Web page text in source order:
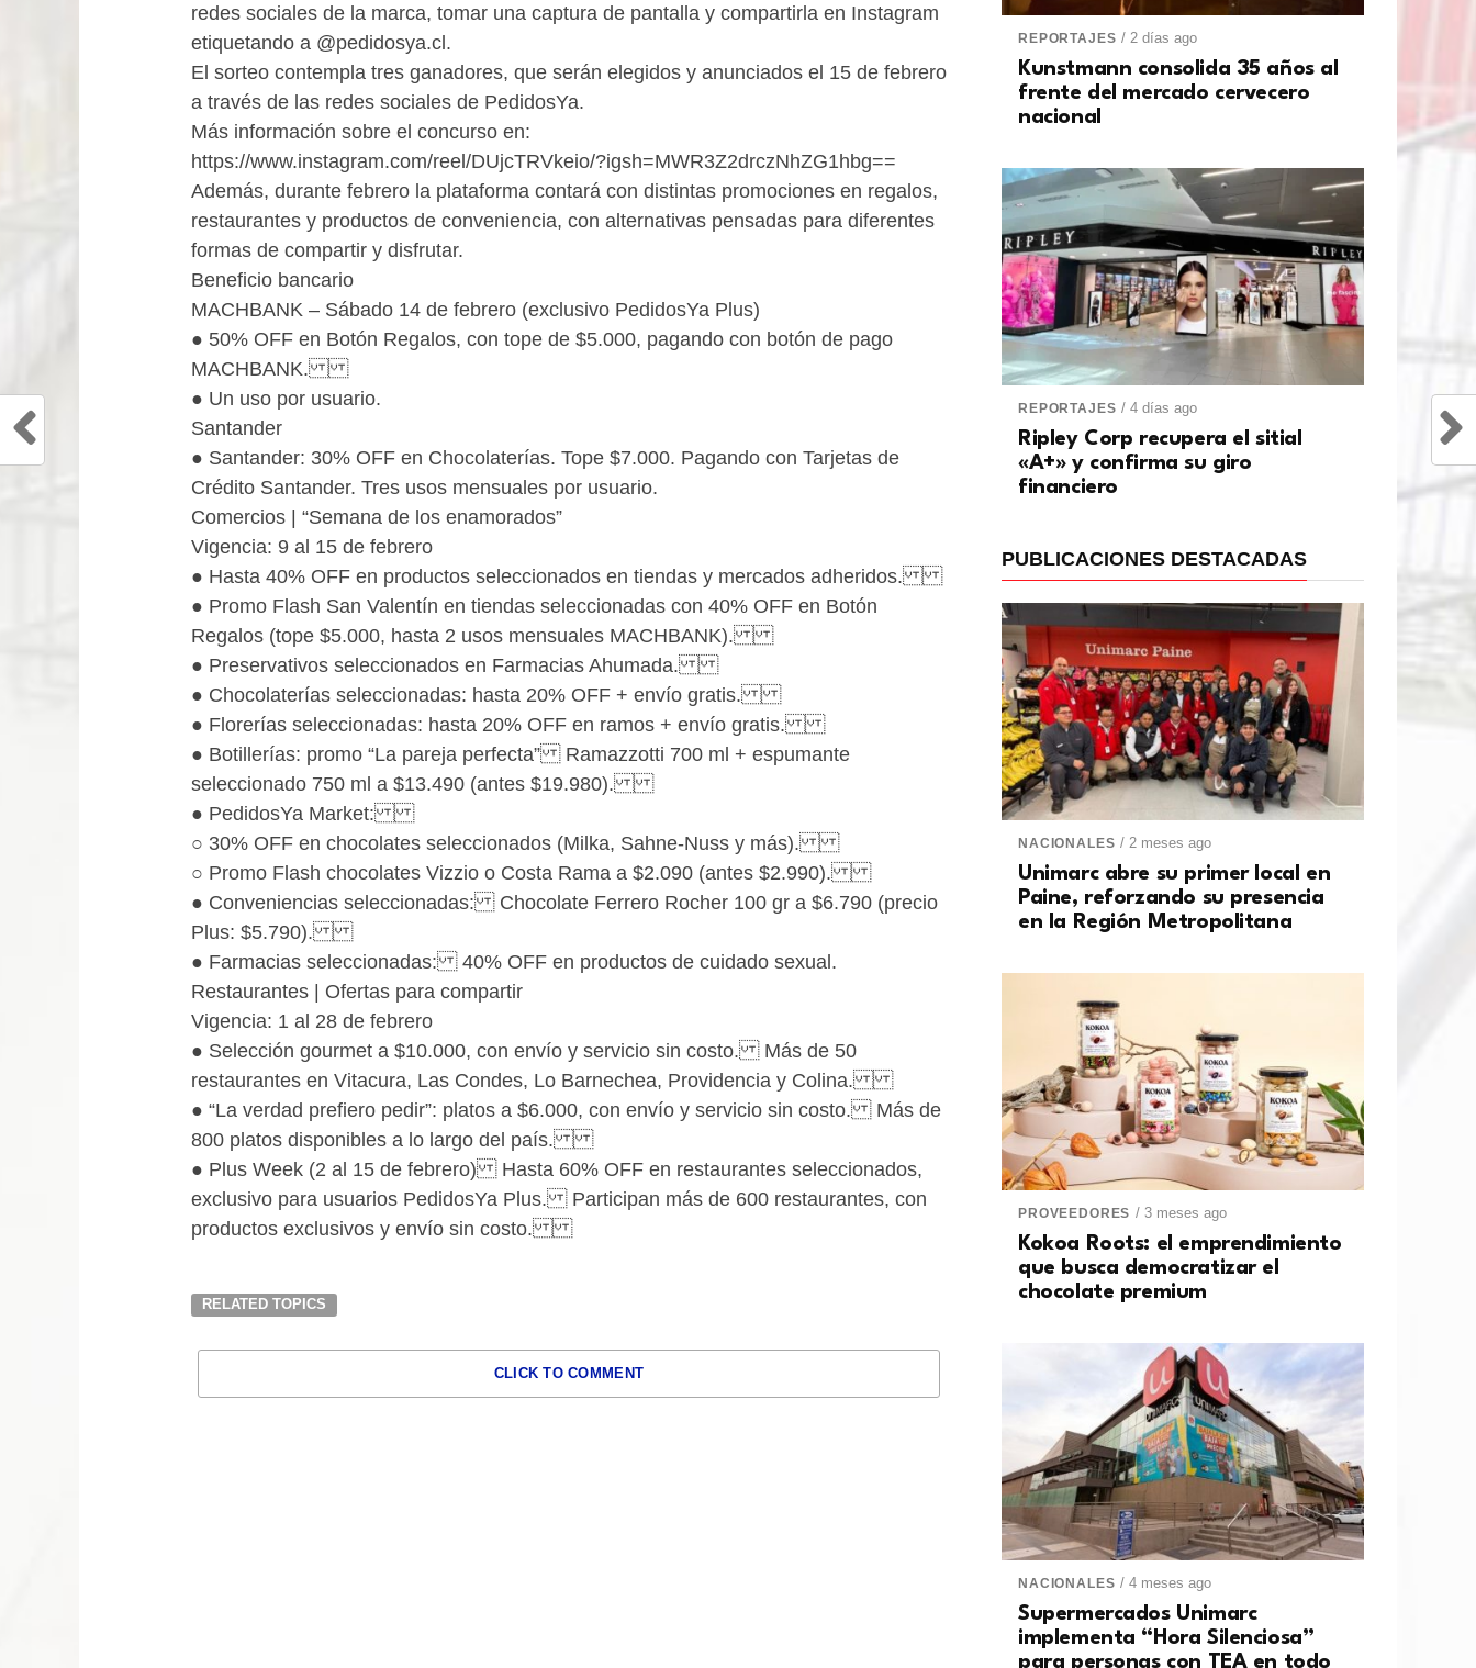
redes sociales de la marca, tomar una captura de pantalla y compartirla en Instagram
etiquetando a @pedidosya.cl.
El sorteo contempla tres ganadores, que serán elegidos y anunciados el 15 de febrero
a través de las redes sociales de PedidosYa.
Más información sobre el concurso en:
https://www.instagram.com/reel/DUjcTRVkeio/?igsh=MWR3Z2drczNhZG1hbg==
Además, durante febrero la plataforma contará con distintas promociones en regalos,
restaurantes y productos de conveniencia, con alternativas pensadas para diferentes
formas de compartir y disfrutar.
Beneficio bancario
MACHBANK – Sábado 14 de febrero (exclusivo PedidosYa Plus)
● 50% OFF en Botón Regalos, con tope de $5.000, pagando con botón de pago
MACHBANK.
● Un uso por usuario.
Santander
● Santander: 30% OFF en Chocolaterías. Tope $7.000. Pagando con Tarjetas de
Crédito Santander. Tres usos mensuales por usuario.
Comercios | “Semana de los enamorados”
Vigencia: 9 al 15 de febrero
● Hasta 40% OFF en productos seleccionados en tiendas y mercados adheridos.
● Promo Flash San Valentín en tiendas seleccionadas con 40% OFF en Botón
Regalos (tope $5.000, hasta 2 usos mensuales MACHBANK).
● Preservativos seleccionados en Farmacias Ahumada.
● Chocolaterías seleccionadas: hasta 20% OFF + envío gratis.
● Florerías seleccionadas: hasta 20% OFF en ramos + envío gratis.
● Botillerías: promo “La pareja perfecta” Ramazzotti 700 ml + espumante
seleccionado 750 ml a $13.490 (antes $19.980).
● PedidosYa Market:
○ 30% OFF en chocolates seleccionados (Milka, Sahne-Nuss y más).
○ Promo Flash chocolates Vizzio o Costa Rama a $2.090 (antes $2.990).
● Conveniencias seleccionadas: Chocolate Ferrero Rocher 100 gr a $6.790 (precio
Plus: $5.790).
● Farmacias seleccionadas: 40% OFF en productos de cuidado sexual.
Restaurantes | Ofertas para compartir
Vigencia: 1 al 28 de febrero
● Selección gourmet a $10.000, con envío y servicio sin costo. Más de 50
restaurantes en Vitacura, Las Condes, Lo Barnechea, Providencia y Colina.
● “La verdad prefiero pedir”: platos a $6.000, con envío y servicio sin costo. Más de
800 platos disponibles a lo largo del país.
● Plus Week (2 al 15 de febrero) Hasta 60% OFF en restaurantes seleccionados,
exclusivo para usuarios PedidosYa Plus. Participan más de 600 restaurantes, con
productos exclusivos y envío sin costo.
RELATED TOPICS
CLICK TO COMMENT
REPORTAJES / 2 días ago
Kunstmann consolida 35 años al
frente del mercado cervecero
nacional
REPORTAJES / 4 días ago
Ripley Corp recupera el sitial
«A+» y confirma su giro
financiero
PUBLICACIONES DESTACADAS
NACIONALES / 2 meses ago
Unimarc abre su primer local en
Paine, reforzando su presencia
en la Región Metropolitana
PROVEEDORES / 3 meses ago
Kokoa Roots: el emprendimiento
que busca democratizar el
chocolate premium
NACIONALES / 4 meses ago
Supermercados Unimarc
implementa “Hora Silenciosa”
para personas con TEA en todo